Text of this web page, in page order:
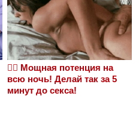
❤️‍🔥 Мощная потенция на
всю ночь! Делай так за 5
минут до секса!